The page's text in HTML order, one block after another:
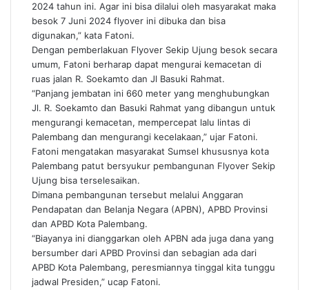
2024 tahun ini. Agar ini bisa dilalui oleh masyarakat maka
besok 7 Juni 2024 flyover ini dibuka dan bisa
digunakan,” kata Fatoni.
Dengan pemberlakuan Flyover Sekip Ujung besok secara
umum, Fatoni berharap dapat mengurai kemacetan di
ruas jalan R. Soekamto dan Jl Basuki Rahmat.
“Panjang jembatan ini 660 meter yang menghubungkan
Jl. R. Soekamto dan Basuki Rahmat yang dibangun untuk
mengurangi kemacetan, mempercepat lalu lintas di
Palembang dan mengurangi kecelakaan,” ujar Fatoni.
Fatoni mengatakan masyarakat Sumsel khususnya kota
Palembang patut bersyukur pembangunan Flyover Sekip
Ujung bisa terselesaikan.
Dimana pembangunan tersebut melalui Anggaran
Pendapatan dan Belanja Negara (APBN), APBD Provinsi
dan APBD Kota Palembang.
“Biayanya ini dianggarkan oleh APBN ada juga dana yang
bersumber dari APBD Provinsi dan sebagian ada dari
APBD Kota Palembang, peresmiannya tinggal kita tunggu
jadwal Presiden,” ucap Fatoni.